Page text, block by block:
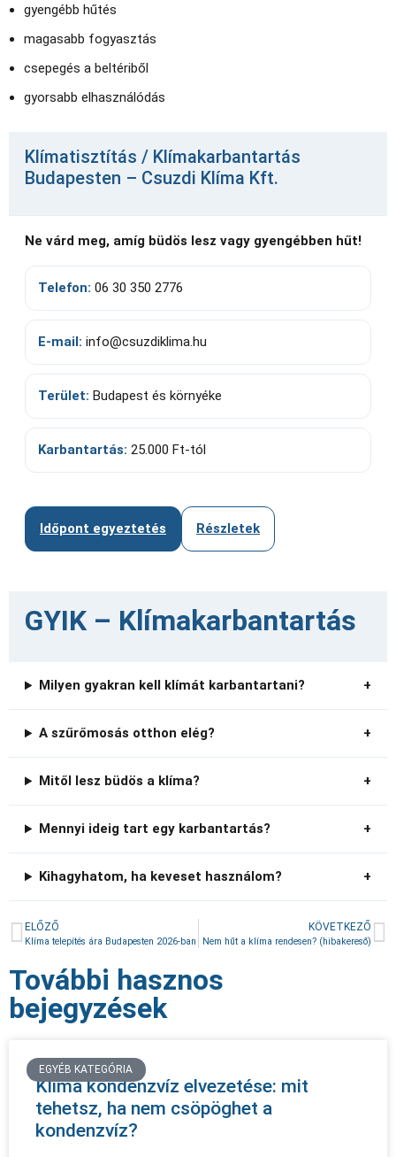
gyengébb hűtés
magasabb fogyasztás
csepegés a beltériből
gyorsabb elhasználódás
Klímatisztítás / Klímakarbantartás
Budapesten – Csuzdi Klíma Kft.
Ne várd meg, amíg büdös lesz vagy gyengébben hűt!
Telefon: 06 30 350 2776
E-mail: info@csuzdiklima.hu
Terület: Budapest és környéke
Karbantartás: 25.000 Ft-tól
Időpont egyeztetés Részletek
GYIK – Klímakarbantartás
Milyen gyakran kell klímát karbantartani?
A szűrőmosás otthon elég?
Mitől lesz büdös a klíma?
Mennyi ideig tart egy karbantartás?
Kihagyhatom, ha keveset használom?
ELŐZŐ
Klíma telepítés ára Budapesten 2026-ban
KÖVETKEZŐ
Nem hűt a klíma rendesen? (hibakereső)
További hasznos
bejegyzések
EGYÉB KATEGÓRIA
Klíma kondenzvíz elvezetése: mit
tehetsz, ha nem csöpöghet a
kondenzvíz?